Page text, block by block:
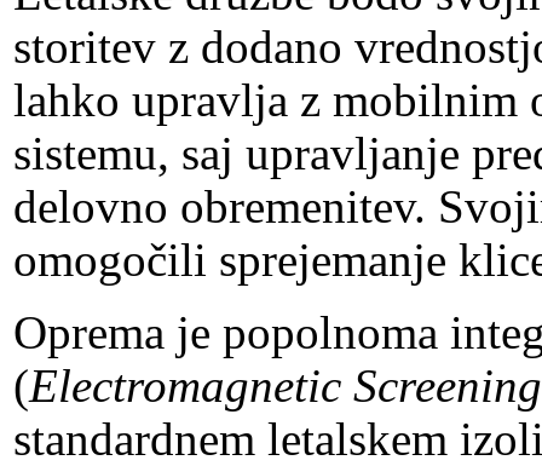
storitev z dodano
lahko upravlja z mobilnim
sistemu, saj upravljanje
delovno obremenitev.
omogočili sprejemanje
Oprema je popolnoma
(Electromagnetic
standardnem letalskem